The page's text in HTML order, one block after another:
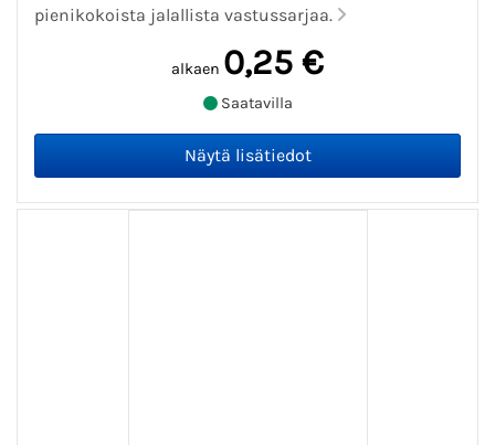
pienikokoista jalallista vastussarjaa.
alkaen 0,25 €
Saatavilla